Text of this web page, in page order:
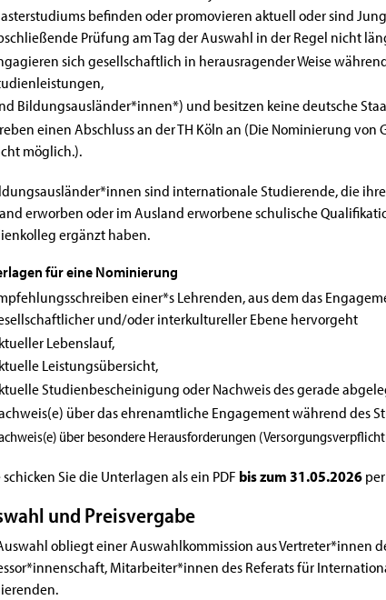
befinden oder promovieren aktuell oder sind
Prüfung am Tag der Auswahl in der Regel nicht
sich gesellschaftlich in herausragender Weise
Bildungsausländer*innen*) und besitzen keine deutsche
einen Abschluss an der TH Köln an (Die Nominierung von
möglich.).
sind internationale Studierende, die
erworben oder im Ausland erworbene schulische
ergänzt haben.
für eine Nominierung
einer*s Lehrenden, aus dem das
und/oder interkultureller Ebene hervorgeht
Lebenslauf,
Leistungsübersicht,
Studienbescheinigung oder Nachweis des gerade
über das ehrenamtliche Engagement während des
über besondere Herausforderungen
Sie die Unterlagen als ein PDF bis zum 31.05.2026
und Preisvergabe
obliegt einer Auswahlkommission aus Vertreter*innen
Mitarbeiter*innen des Referats für